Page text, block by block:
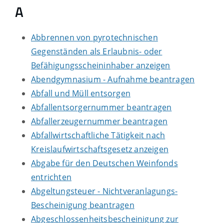
A
Abbrennen von pyrotechnischen
Gegenständen als Erlaubnis- oder
Befähigungsscheininhaber anzeigen
Abendgymnasium - Aufnahme beantragen
Abfall und Müll entsorgen
Abfallentsorgernummer beantragen
Abfallerzeugernummer beantragen
Abfallwirtschaftliche Tätigkeit nach
Kreislaufwirtschaftsgesetz anzeigen
Abgabe für den Deutschen Weinfonds
entrichten
Abgeltungsteuer - Nichtveranlagungs-
Bescheinigung beantragen
Abgeschlossenheitsbescheinigung zur